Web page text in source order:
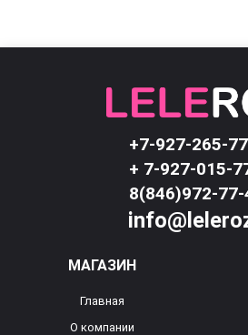
+7-927-265-
+ 7-927-015-
8(846)972-77-
МАГАЗИН
Главная
О компании